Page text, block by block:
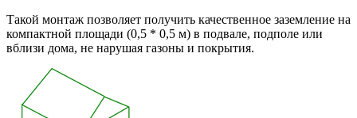
Такой монтаж позволяет получить качественное заземление на
компактной площади (0,5 * 0,5 м) в подвале, подполе или
вблизи дома, не нарушая газоны и покрытия.